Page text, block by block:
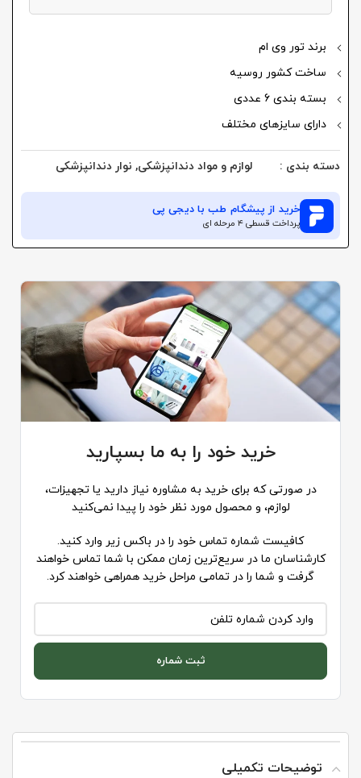
برند تور وی ام
ساخت کشور روسیه
بسته بندی 6 عددی
دارای سایزهای مختلف
دسته بندی : لوازم و مواد دندانپزشکی, نوار دندانپزشکی
خرید از پیشگام طببا دیجی پی
پرداخت قسطی ۴ مرحله ای
خرید خود را به ما بسپارید
در صورتی که برای خرید به مشاوره نیاز دارید یا تجهیزات،
لوازم، و محصول مورد نظر خود را پیدا نمی‌کنید
کافیست شماره تماس خود را در باکس زیر وارد کنید.
کارشناسان ما در سریع‌ترین زمان ممکن با شما تماس خواهند
گرفت و شما را در تمامی مراحل خرید همراهی خواهند کرد.
ثبت شماره
توضیحات تکمیلی